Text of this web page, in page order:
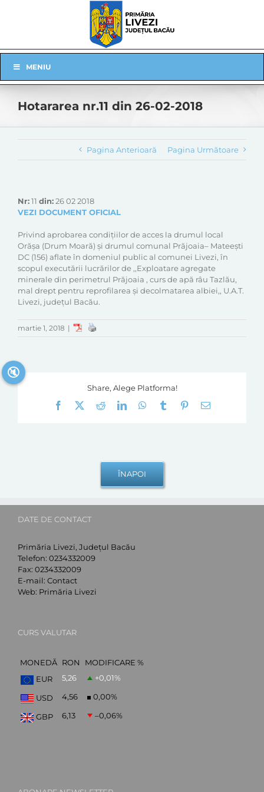
Navigation
MENIU
Hotararea nr.11 din 26-02-2018
Pagina Anterioară Pagina Următoare
Nr:11 din:26 02 2018
VEZI DOCUMENT OFICIAL
Privind aprobarea condițiilor de acces la drumul local
Orășa (Drum Moară) și drumul comunal Prăjoaia– Mateești
DC (156) aflate în domeniul public al comunei Livezi, în
scopul executării lucrărilor de ,,Exploatare agregate
minerale din perimetrul Prăjoaia , curs de apă râu Tazlău,
mal drept pentru reprofilarea și decolmatarea albiei,, U.A.T.
Livezi, județul Bacău.
martie 1, 2018 |
Share, Alege Platforma!
Facebook
RedditLinkedInWhatsApp
Tumblr Pinterest
E-
DATE DE CONTACT
Primăria Livezi, Județul Bacău
Telefon: 0234332009
Fax: 0234332009
E-mail: Contact
Web: Primăria Livezi
CURS VALUTAR
MONEDĂ RON
MODIFICARE %
EUR
5,26 +0,01%
USD 4,56 0,00%
GBP 6,13 –0,06%
🔇